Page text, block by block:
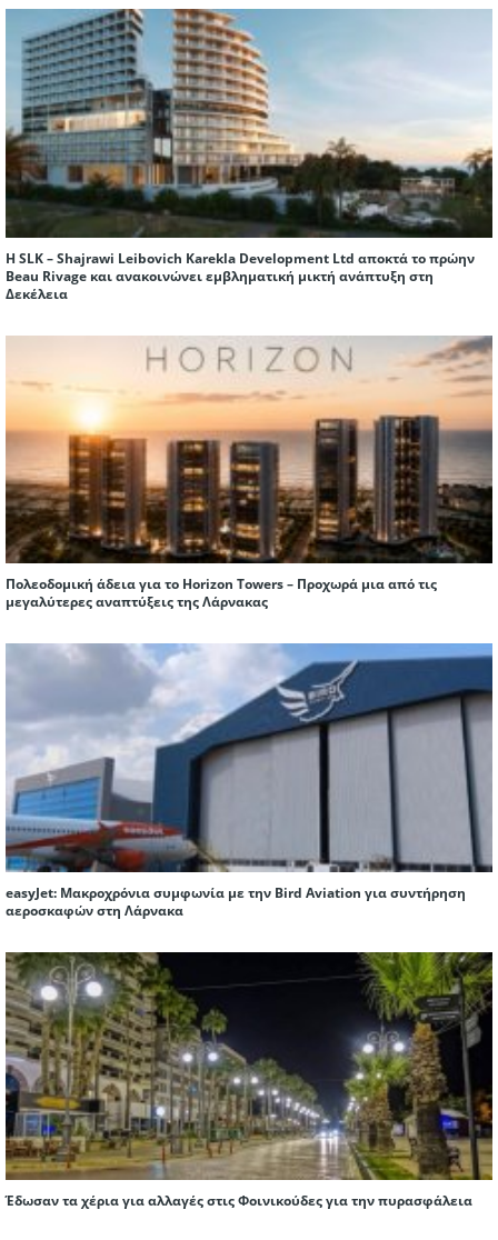
Η SLK – Shajrawi Leibovich Karekla Development Ltd αποκτά το πρώην
Beau Rivage και ανακοινώνει εμβληματική μικτή ανάπτυξη στη
Δεκέλεια
Πολεοδομική άδεια για το Horizon Towers – Προχωρά μια από τις
μεγαλύτερες αναπτύξεις της Λάρνακας
easyJet: Μακροχρόνια συμφωνία με την Bird Aviation για συντήρηση
αεροσκαφών στη Λάρνακα
Έδωσαν τα χέρια για αλλαγές στις Φοινικούδες για την πυρασφάλεια